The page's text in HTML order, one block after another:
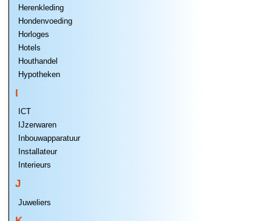
Herenkleding
Hondenvoeding
Horloges
Hotels
Houthandel
Hypotheken
I
ICT
IJzerwaren
Inbouwapparatuur
Installateur
Interieurs
J
Juweliers